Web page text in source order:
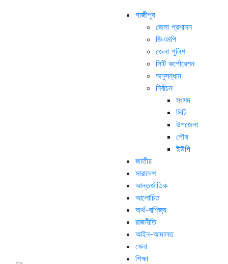
গাজীপুর
জেলা প্রশাসন
জিএমপি
জেলা পুলিশ
সিটি কর্পোরেশন
অনুসন্ধান
নির্বাচন
সংসদ
সিটি
উপজেলা
পৌর
ইউপি
জাতীয়
সারাদেশ
আন্তর্জাতিক
আলোচিত
অর্থ-বাণিজ্য
রাজনীতি
আইন-আদালত
খেলা
শিক্ষা